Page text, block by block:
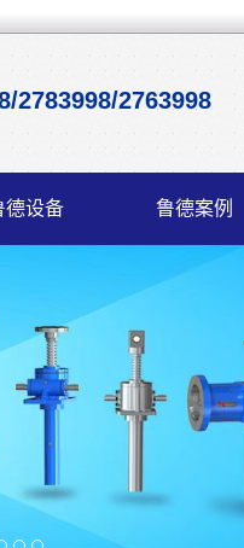
2783998/2763998
德设备 鲁德案例